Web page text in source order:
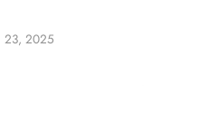
23, 2025